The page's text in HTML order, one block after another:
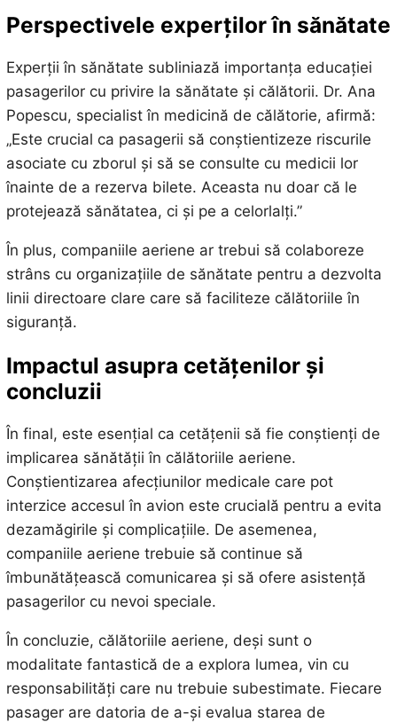
Perspectivele experților în sănătate
Experții în sănătate subliniază importanța educației
pasagerilor cu privire la sănătate și călătorii. Dr. Ana
Popescu, specialist în medicină de călătorie, afirmă:
„Este crucial ca pasagerii să conștientizeze riscurile
asociate cu zborul și să se consulte cu medicii lor
înainte de a rezerva bilete. Aceasta nu doar că le
protejează sănătatea, ci și pe a celorlalți.”
În plus, companiile aeriene ar trebui să colaboreze
strâns cu organizațiile de sănătate pentru a dezvolta
linii directoare clare care să faciliteze călătoriile în
siguranță.
Impactul asupra cetățenilor și
concluzii
În final, este esențial ca cetățenii să fie conștienți de
implicarea sănătății în călătoriile aeriene.
Conștientizarea afecțiunilor medicale care pot
interzice accesul în avion este crucială pentru a evita
dezamăgirile și complicațiile. De asemenea,
companiile aeriene trebuie să continue să
îmbunătățească comunicarea și să ofere asistență
pasagerilor cu nevoi speciale.
În concluzie, călătoriile aeriene, deși sunt o
modalitate fantastică de a explora lumea, vin cu
responsabilități care nu trebuie subestimate. Fiecare
pasager are datoria de a-și evalua starea de